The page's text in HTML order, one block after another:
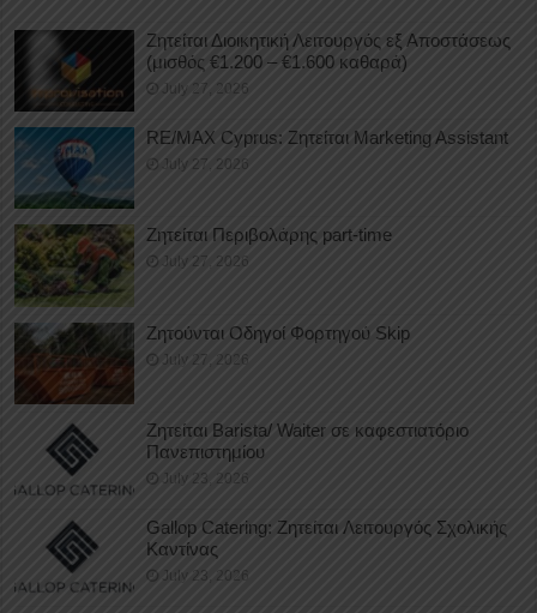
Ζητείται Διοικητική Λειτουργός εξ Αποστάσεως
(μισθός €1.200 – €1.600 καθαρά)
July 27, 2026
RE/MAX Cyprus: Ζητείται Marketing Assistant
July 27, 2026
Ζητείται Περιβολάρης part-time
July 27, 2026
Ζητούνται Οδηγοί Φορτηγού Skip
July 27, 2026
Ζητείται Barista/ Waiter σε καφεστιατόριο
Πανεπιστημίου
July 23, 2026
Gallop Catering: Ζητείται Λειτουργός Σχολικής
Καντίνας
July 23, 2026